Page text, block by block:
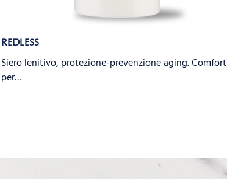
REDLESS
Siero lenitivo, protezione-prevenzione aging. Comfort
per…